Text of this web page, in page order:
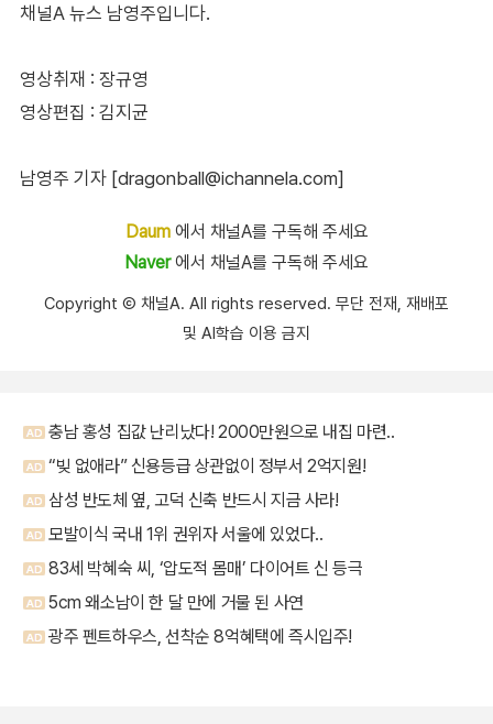
채널A 뉴스 남영주입니다.
영상취재 : 장규영
영상편집 : 김지균
남영주 기자 [dragonball@ichannela.com]
Daum에서 채널A를 구독해 주세요
Naver에서 채널A를 구독해 주세요
Copyright Ⓒ 채널A. All rights reserved. 무단 전재, 재배포
및 AI학습 이용 금지